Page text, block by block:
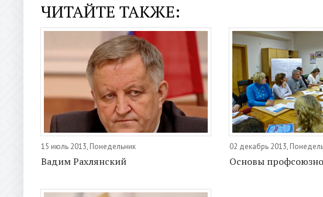
ЧИТАЙТЕ ТАКЖЕ:
15 июль 2013, Понедельник
Вадим Рахлянский
02 декабрь 2013,
Основы